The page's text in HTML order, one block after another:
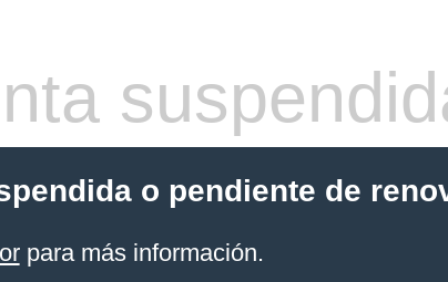
o pendiente de
para más información.